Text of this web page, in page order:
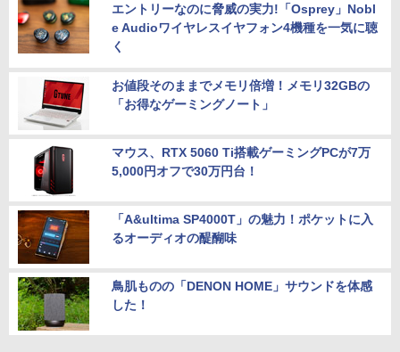
エントリーなのに脅威の実力!「Osprey」Nobl
e Audioワイヤレスイヤフォン4機種を一気に聴
く
お値段そのままでメモリ倍増！メモリ32GBの
「お得なゲーミングノート」
マウス、RTX 5060 Ti搭載ゲーミングPCが7万
5,000円オフで30万円台！
「A&ultima SP4000T」の魅力！ポケットに入
るオーディオの醍醐味
鳥肌ものの「DENON HOME」サウンドを体感
した！